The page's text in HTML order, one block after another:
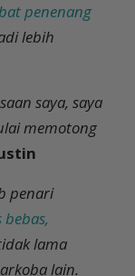
penenang
lebih
saya, saya
memotong
penari
bebas,
lama
lain.